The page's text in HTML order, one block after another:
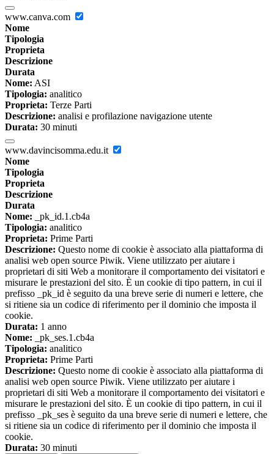
www.canva.com
Nome
Tipologia
Proprieta
Descrizione
Durata
Nome: ASI
Tipologia: analitico
Proprieta: Terze Parti
Descrizione: analisi e profilazione navigazione utente
Durata: 30 minuti
www.davincisomma.edu.it
Nome
Tipologia
Proprieta
Descrizione
Durata
Nome: _pk_id.1.cb4a
Tipologia: analitico
Proprieta: Prime Parti
Descrizione: Questo nome di cookie è associato alla piattaforma di
analisi web open source Piwik. Viene utilizzato per aiutare i
proprietari di siti Web a monitorare il comportamento dei visitatori e
misurare le prestazioni del sito. È un cookie di tipo pattern, in cui il
prefisso _pk_id è seguito da una breve serie di numeri e lettere, che
si ritiene sia un codice di riferimento per il dominio che imposta il
cookie.
Durata: 1 anno
Nome: _pk_ses.1.cb4a
Tipologia: analitico
Proprieta: Prime Parti
Descrizione: Questo nome di cookie è associato alla piattaforma di
analisi web open source Piwik. Viene utilizzato per aiutare i
proprietari di siti Web a monitorare il comportamento dei visitatori e
misurare le prestazioni del sito. È un cookie di tipo pattern, in cui il
prefisso _pk_ses è seguito da una breve serie di numeri e lettere, che
si ritiene sia un codice di riferimento per il dominio che imposta il
cookie.
Durata: 30 minuti